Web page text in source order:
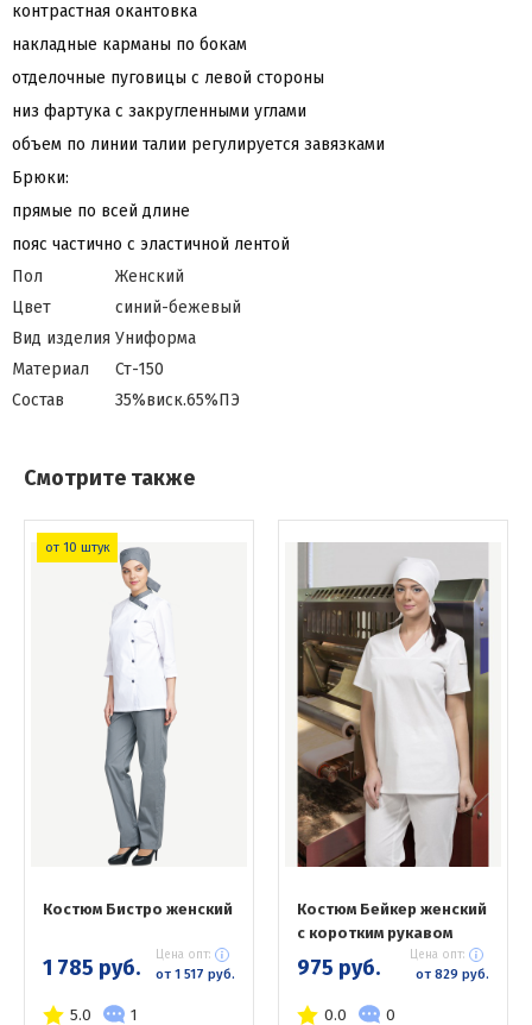
контрастная окантовка
накладные карманы по бокам
отделочные пуговицы с левой стороны
низ фартука с закругленными углами
объем по линии талии регулируется завязками
Брюки:
прямые по всей длине
пояс частично с эластичной лентой
Пол
Женский
Цвет
синий-бежевый
Вид изделия Униформа
Материал
Ст-150
Состав
35%виск.65%ПЭ
Смотрите также
от 10 штук
Костюм Бистро женский
1 785 руб. Цена опт:
от 1 517 руб.
5.0 1
Костюм Бейкер женский
с коротким рукавом
975 руб. Цена опт:
от 829 руб.
0.0 0